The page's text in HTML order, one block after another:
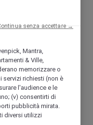
Mantra,
& Ville,
memorizzare o
servizi richiesti (non è
l'audience e le
(v) consentirti di
pubblicità mirata.
diversi utilizzi
senza accettare →